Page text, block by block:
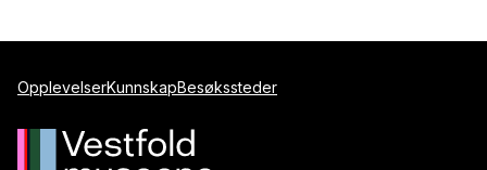
OpplevelserKunnskapBesøkssteder